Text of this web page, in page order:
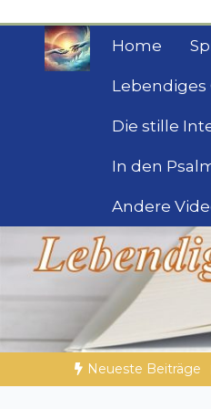
springen
Home
Lebendiges
Die stille
In den
Andere
Biblische
Neueste Beiträge
SPUREN DER